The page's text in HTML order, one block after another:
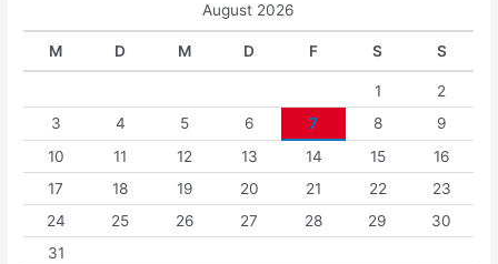
August 2026
M D M D F S S
1
2
3
4 5 6 7 8
9
10
11 12 13 14 15
16
17
18 19 20 21 22
23
24
25 26 27 28 29
30
31